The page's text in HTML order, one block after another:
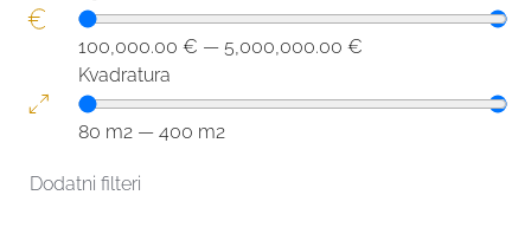
100,000.00 € —5,000,000.00 €
Kvadratura
80 m2 —400 m2
Dodatni filteri